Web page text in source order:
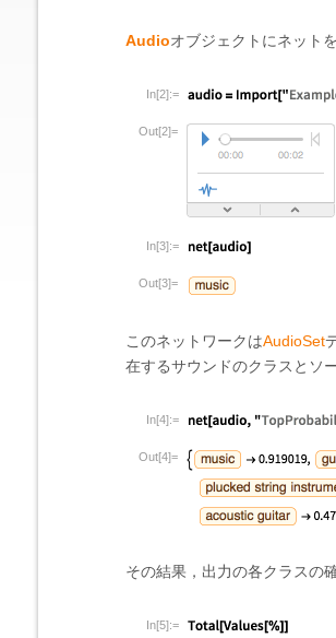
Audioオブジェクトにネット
In[2]:=
Out[2]=
In[3]:=
Out[3]=
このネットワークはAudioSet
在するサウンドのクラスとソ
In[4]:=
Out[4]=
その結果，出力の各クラスの
In[5]:=